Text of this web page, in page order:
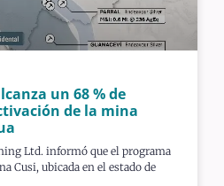
un 68 % de
de la mina
Ltd. informó que el programa
Cusi, ubicada en el estado de